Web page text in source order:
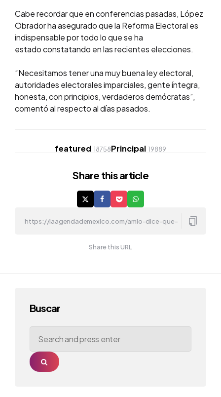
Cabe recordar que en conferencias pasadas, López
Obrador ha asegurado que la Reforma Electoral es
indispensable por todo lo que se ha
estado constatando en las recientes elecciones.
“Necesitamos tener una muy buena ley electoral,
autoridades electorales imparciales, gente íntegra,
honesta, con principios, verdaderos demócratas”,
comentó al respecto al días pasados.
featured 18758Principal 19889
Share this article
Share this URL
Buscar
Search
for:
Search